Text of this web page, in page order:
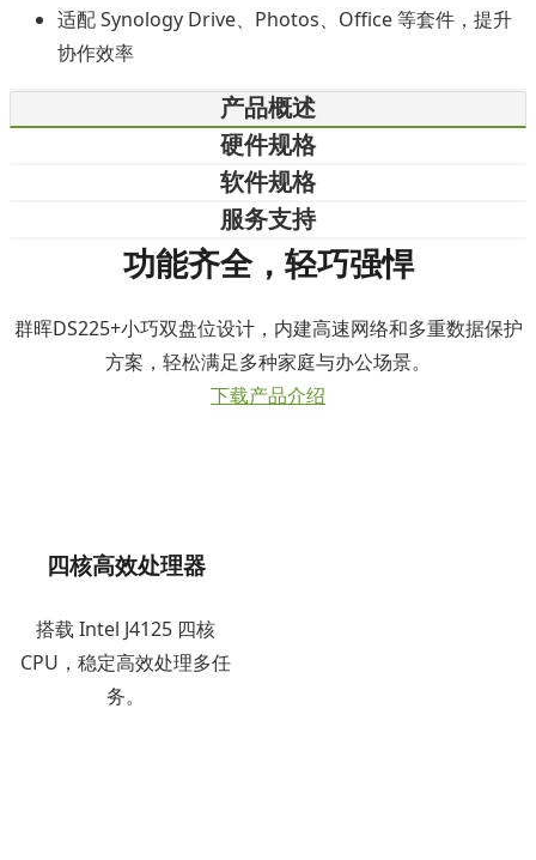
适配 Synology Drive、Photos、Office 等套件，提升
协作效率
产品概述
硬件规格
软件规格
服务支持
功能齐全，轻巧强悍
群晖DS225+小巧双盘位设计，内建高速网络和多重数据保护
方案，轻松满足多种家庭与办公场景。
下载产品介绍
四核高效处理器
搭载 Intel J4125 四核
CPU，稳定高效处理多任
务。